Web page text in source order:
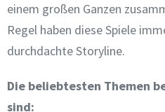
einem großen Ganzen
Regel haben diese Spiele
durchdachte Storyline.
Die beliebtesten Themen
sind: